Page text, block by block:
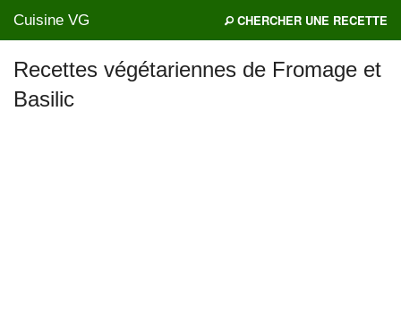
Cuisine VG CHERCHER UNE RECETTE
Recettes végétariennes de Fromage et
Basilic